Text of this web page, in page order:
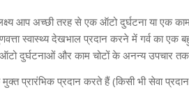
आप अच्छी तरह से एक ऑटो दुर्घटना या एक
स्वास्थ्य देखभाल प्रदान करने में गर्व का एक
दुर्घटनाओं और काम चोटों के अनन्य उपचार तक
प्रारंभिक प्रदान करते हैं (किसी भी सेवा